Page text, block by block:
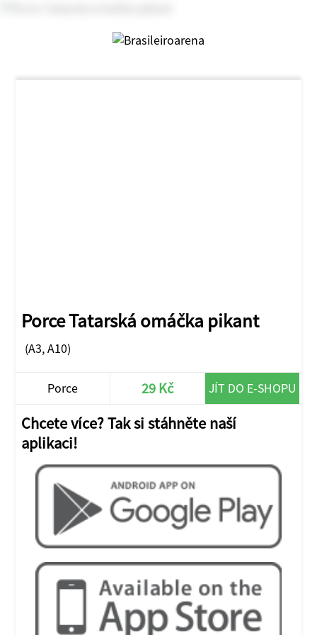
Porce Tatarská omáčka pikant
(A3, A10)
Porce 29 Kč JÍT DO E-SHOPU
Chcete více? Tak si stáhněte naší
aplikaci!